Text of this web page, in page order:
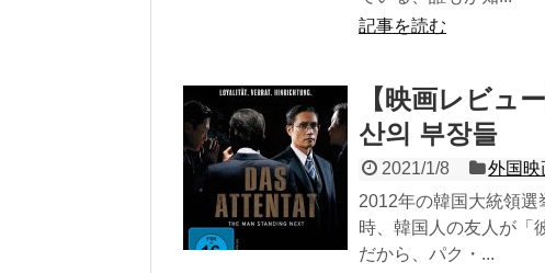
記事を読む
【映画レビュ
산의 부장들
2021/1/8 外国映
2012年の韓国大統領
時、韓国人の友人が「
だから、パク・...